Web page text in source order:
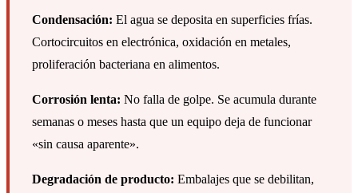
Condensación: El agua se deposita en superficies frías.
Cortocircuitos en electrónica, oxidación en metales,
proliferación bacteriana en alimentos.
Corrosión lenta: No falla de golpe. Se acumula durante
semanas o meses hasta que un equipo deja de funcionar
«sin causa aparente».
Degradación de producto: Embalajes que se debilitan,